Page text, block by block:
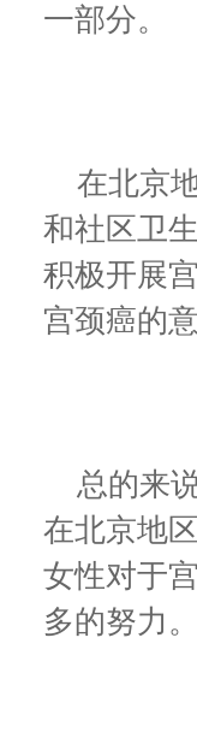
一部分。
在北京地
和社区卫
积极开展
宫颈癌的
总的来说
在北京地
女性对于
多的努力。